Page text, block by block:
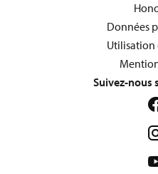
Données
Utilisation
Suivez-nous